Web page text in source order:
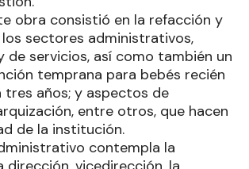
obra consistió en la refacción y
sectores administrativos,
de servicios, así como también un
temprana para bebés recién
tres años; y aspectos de
entre otros, que hacen
de la institución.
contempla la